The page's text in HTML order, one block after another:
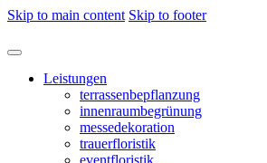
Skip to main content Skip to footer
Leistungen
terrassenbepflanzung
innenraumbegrünung
messedekoration
trauerfloristik
eventfloristik